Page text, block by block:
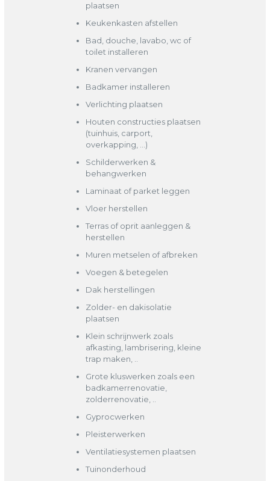
plaatsen
Keukenkasten afstellen
Bad, douche, lavabo, wc of
toilet installeren
Kranen vervangen
Badkamer installeren
Verlichting plaatsen
Houten constructies plaatsen
(tuinhuis, carport,
overkapping, …)
Schilderwerken &
behangwerken
Laminaat of parket leggen
Vloer herstellen
Terras of oprit aanleggen &
herstellen
Muren metselen of afbreken
Voegen & betegelen
Dak herstellingen
Zolder- en dakisolatie
plaatsen
Klein schrijnwerk zoals
afkasting, lambrisering, kleine
trap maken, ..
Grote kluswerken zoals een
badkamerrenovatie,
zolderrenovatie, ..
Gyprocwerken
Pleisterwerken
Ventilatiesystemen plaatsen
Tuinonderhoud